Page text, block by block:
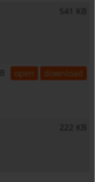
541 KB
open download
222 KB